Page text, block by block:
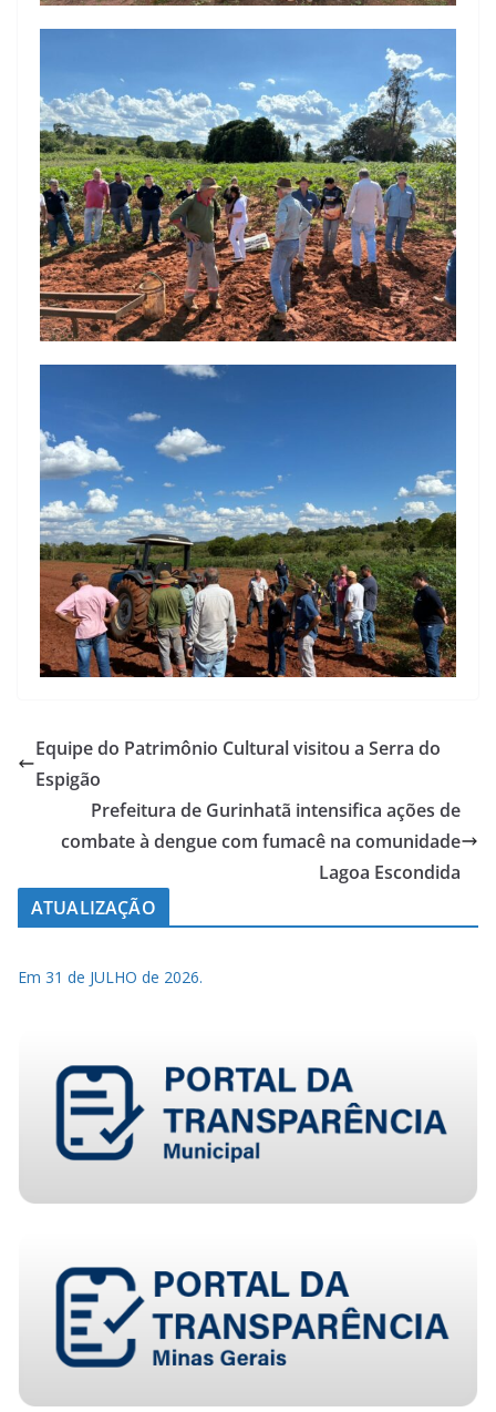
Equipe do Patrimônio Cultural visitou a Serra do
Espigão
Prefeitura de Gurinhatã intensifica ações de
combate à dengue com fumacê na comunidade
Lagoa Escondida
ATUALIZAÇÃO
Em 31 de JULHO de 2026.